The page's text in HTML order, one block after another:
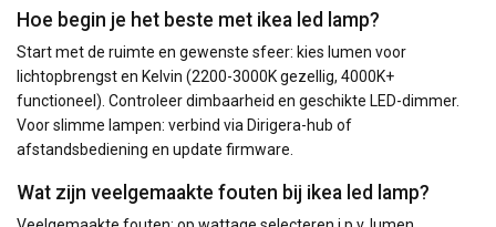
Hoe begin je het beste met ikea led lamp?
Start met de ruimte en gewenste sfeer: kies lumen voor
lichtopbrengst en Kelvin (2200-3000K gezellig, 4000K+
functioneel). Controleer dimbaarheid en geschikte LED-dimmer.
Voor slimme lampen: verbind via Dirigera-hub of
afstandsbediening en update firmware.
Wat zijn veelgemaakte fouten bij ikea led lamp?